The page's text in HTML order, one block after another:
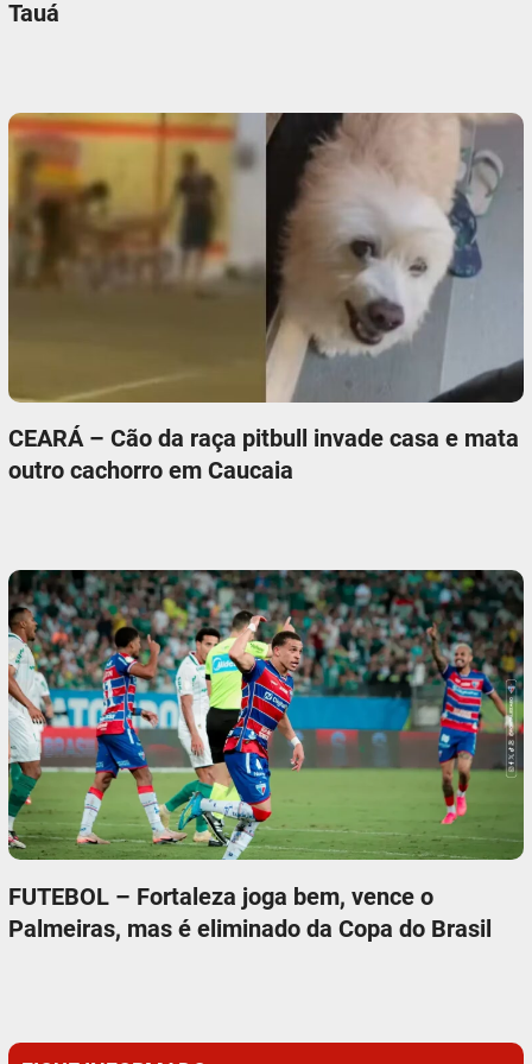
Tauá
CEARÁ – Cão da raça pitbull invade casa e mata
outro cachorro em Caucaia
FUTEBOL – Fortaleza joga bem, vence o
Palmeiras, mas é eliminado da Copa do Brasil